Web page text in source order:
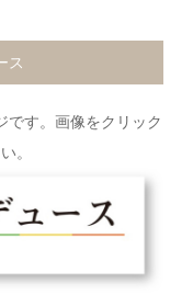
ス
です。画像をクリック
。